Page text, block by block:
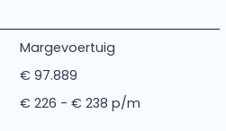
Margevoertuig
€ 97.889
€ 226 - € 238 p/m